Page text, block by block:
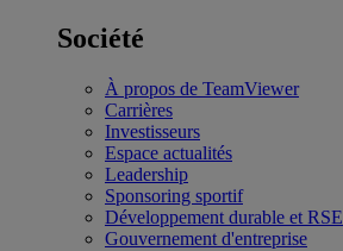
Société
À propos de TeamViewer
Carrières
Investisseurs
Espace actualités
Leadership
Sponsoring sportif
Développement durable et RSE
Gouvernement d'entreprise